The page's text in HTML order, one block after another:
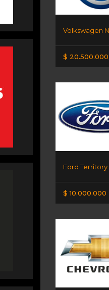
$ 20.500.000
$ 10.000.000